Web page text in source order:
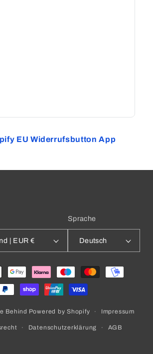
EU Widerrufsbutton App
Deutschland | EUR €
Sprache
Deutsch
Behind Powered by Shopify Impressum
Datenschutzerklärung AGB